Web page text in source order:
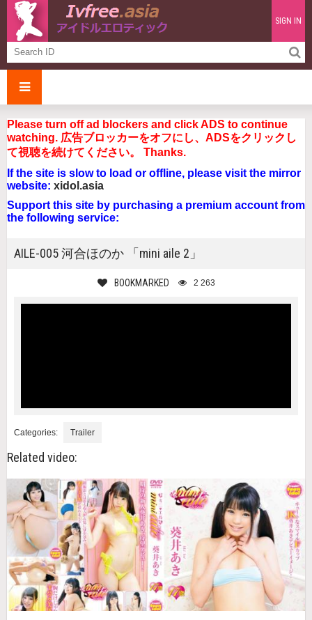
SIGN IN
Please turn off ad blockers and click ADS to continue
watching. 広告ブロッカーをオフにし、ADSをクリックし
て視聴を続けてください。 Thanks.
If the site is slow to load or offline, please visit the mirror
website: xidol.asia
Support this site by purchasing a premium account from
the following service:
AILE-005 河合ほのか 「mini aile 2」
BOOKMARKED 2 263
Categories: Trailer
Related video: